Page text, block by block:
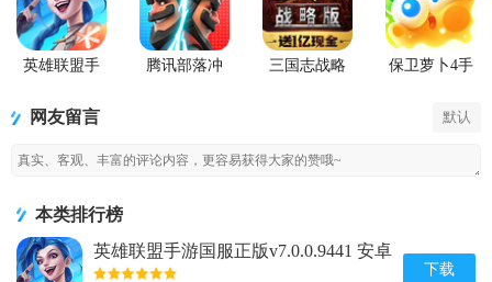
英雄联盟手
腾讯部落冲
三国志战略
保卫萝卜4手
网友留言 默认
本类排行榜
英雄联盟手游国服正版v7.0.0.9441 安卓
最新版
下载